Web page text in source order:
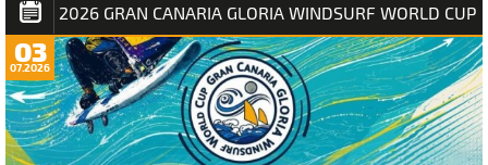
2026 GRAN CANARIA GLORIA WINDSURF WORLD CUP
03
07.2026